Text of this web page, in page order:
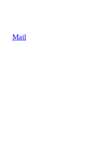
Mail